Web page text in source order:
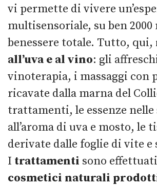
vi permette di vivere
multisensoriale, su ben 2000
benessere totale. Tutto, qui,
all’uva e al vino: gli
vinoterapia, i massaggi con
ricavate dalla marna del
trattamenti, le essenze nelle
all’aroma di uva e mosto, le
derivate dalle foglie di vite e
I trattamenti sono
cosmetici naturali